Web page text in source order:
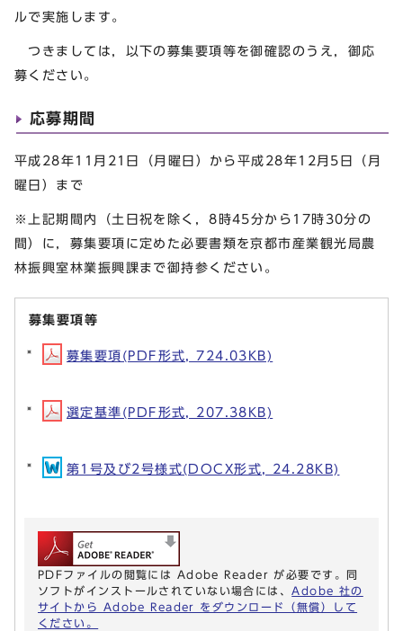
ルで実施します。
つきましては，以下の募集要項等を御確認のうえ，御応
募ください。
応募期間
平成28年11月21日（月曜日）から平成28年12月5日（月
曜日）まで
※上記期間内（土日祝を除く，8時45分から17時30分の
間）に，募集要項に定めた必要書類を京都市産業観光局農
林振興室林業振興課まで御持参ください。
募集要項等
募集要項(PDF形式, 724.03KB)
選定基準(PDF形式, 207.38KB)
第1号及び2号様式(DOCX形式, 24.28KB)
PDFファイルの閲覧には Adobe Reader が必要です。同
ソフトがインストールされていない場合には、 Adobe 社の
サイトから Adobe Reader をダウンロード（無償）して
ください。